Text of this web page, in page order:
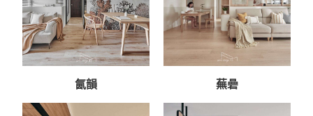
氤韻 蕪碞